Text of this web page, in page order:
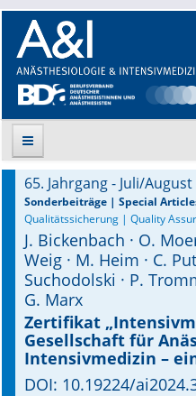
Suche
Aktuelle Ausgabe
Leitlinien
Archiv
Supplements
65. Jahrgang - Juli/
Sonderbeiträge | Special
Qualitätssicherung | Quality
J. Bickenbach · O.
Weig · M. Heim · C.
Suchodolski · P.
G. Marx
Zertifikat
Gesellschaft für
Intensivmedizin –
DOI: 10.19224/